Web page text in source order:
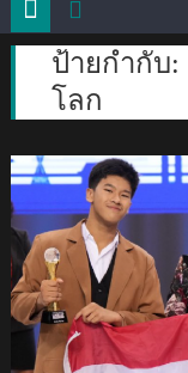
ป้ายกำกับ:
โลก